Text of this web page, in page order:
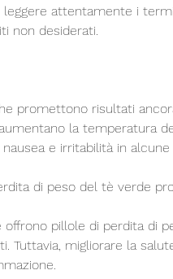
non desiderati.
promettono risultati
la temperatura
e irritabilità in alcune
di peso del tè verde
offrono pillole di perdita di
Tuttavia, migliorare la